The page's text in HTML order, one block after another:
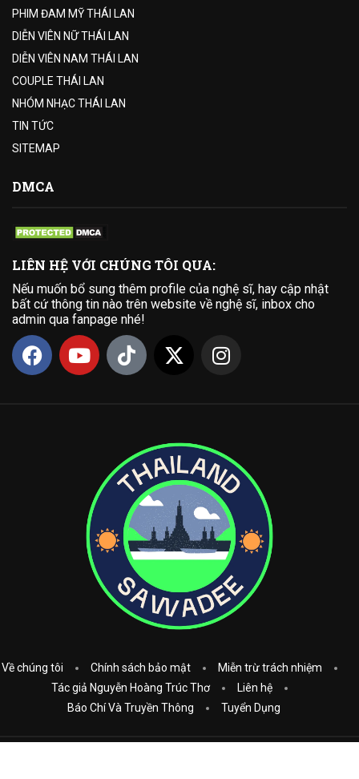
PHIM ĐAM MỸ THÁI LAN
DIỄN VIÊN NỮ THÁI LAN
DIỄN VIÊN NAM THÁI LAN
COUPLE THÁI LAN
NHÓM NHẠC THÁI LAN
TIN TỨC
SITEMAP
DMCA
LIÊN HỆ VỚI CHÚNG TÔI QUA:
Nếu muốn bổ sung thêm profile của nghệ sĩ, hay cập nhật
bất cứ thông tin nào trên website về nghệ sĩ, inbox cho
admin qua fanpage nhé!
Về chúng tôi Chính sách bảo mật
Miễn trừ trách nhiệm
Tác giả Nguyễn Hoàng Trúc Thơ
Liên hệ
Báo Chí Và Truyền Thông
Tuyển Dụng